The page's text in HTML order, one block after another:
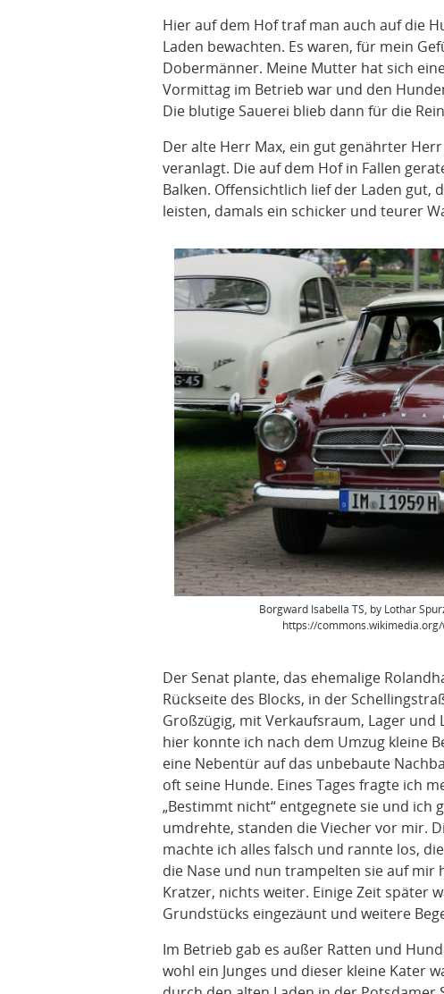
Hier auf dem Hof traf man auch auf die
Laden bewachten. Es waren, für mein
Dobermänner. Meine Mutter hat sich
Vormittag im Betrieb war und den
Die blutige Sauerei blieb dann für die
Der alte Herr Max, ein gut genährter
veranlagt. Die auf dem Hof in Fallen
Balken. Offensichtlich lief der Laden gut,
leisten, damals ein schicker und teurer
Borgward Isabella TS, by Lothar
https://
Der Senat plante, das ehemalige
Rückseite des Blocks, in der
Großzügig, mit Verkaufsraum, Lager
hier konnte ich nach dem Umzug kleine
eine Nebentür auf das unbebaute
oft seine Hunde. Eines Tages fragte ich
„Bestimmt nicht“ entgegnete sie und ich
umdrehte, standen die Viecher vor mir.
machte ich alles falsch und rannte los,
die Nase und nun trampelten sie auf mir
Kratzer, nichts weiter. Einige Zeit später
Grundstücks eingezäunt und weitere
Im Betrieb gab es außer Ratten und
wohl ein Junges und dieser kleine Kater